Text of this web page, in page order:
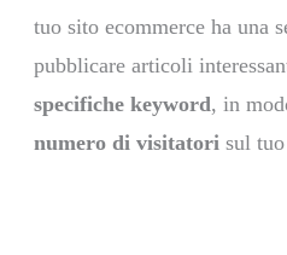
tuo sito ecommerce ha una
pubblicare articoli
specifiche keyword, in
numero di visitatori sul